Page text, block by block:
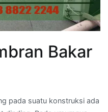
Bakar
pada suatu konstruksi ada